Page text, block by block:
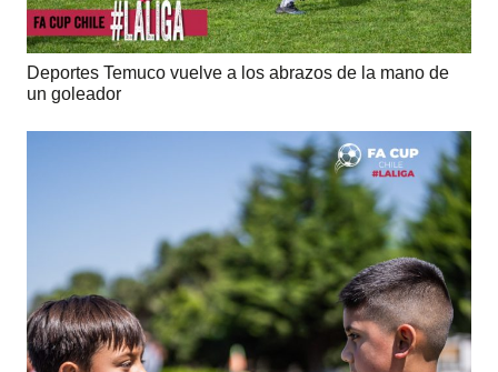
Deportes Temuco vuelve a los abrazos de la mano de
un goleador